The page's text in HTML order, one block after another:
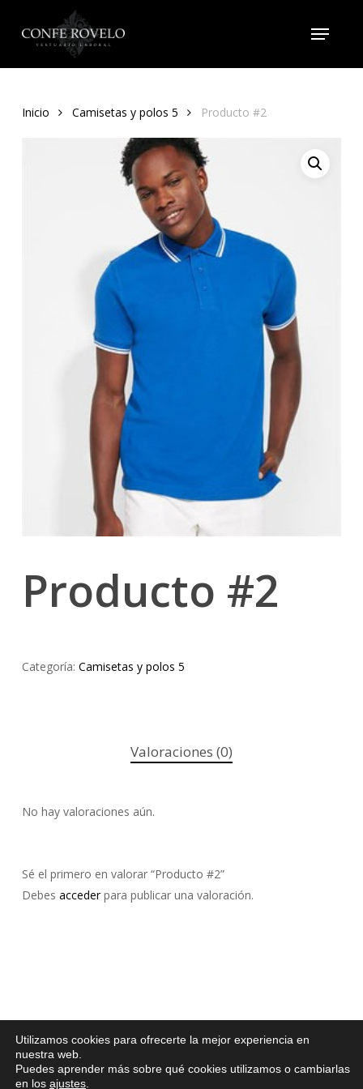
content
Menu
Inicio Camisetas y polos 5 Producto #2
Producto #2
Categoría: Camisetas y polos 5
Valoraciones (0)
No hay valoraciones aún.
Sé el primero en valorar “Producto #2”
Debes accederpara publicar una valoración.
© 2026
Confecciones
Rovelo.
Aviso Legal
Desarrollado
Utilizamos cookies para ofrecerte la mejor experiencia en
nuestra web.
Puedes aprender más sobre qué cookies utilizamos o cambiarlas
en los ajustes